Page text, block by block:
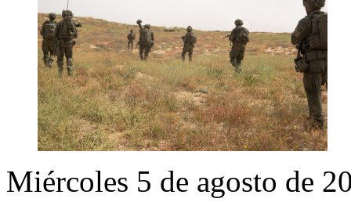
Miércoles 5 de agosto de